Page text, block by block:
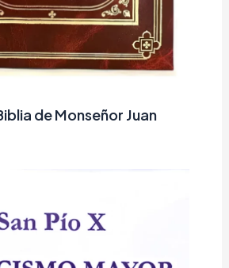
de Monseñor Juan